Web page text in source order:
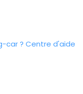
car ? Centre d'aide